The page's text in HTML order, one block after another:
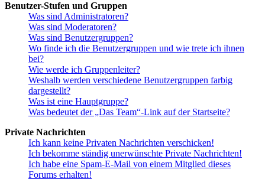
Benutzer-Stufen und Gruppen
Was sind Administratoren?
Was sind Moderatoren?
Was sind Benutzergruppen?
Wo finde ich die Benutzergruppen und wie trete ich ihnen
bei?
Wie werde ich Gruppenleiter?
Weshalb werden verschiedene Benutzergruppen farbig
dargestellt?
Was ist eine Hauptgruppe?
Was bedeutet der „Das Team“-Link auf der Startseite?
Private Nachrichten
Ich kann keine Privaten Nachrichten verschicken!
Ich bekomme ständig unerwünschte Private Nachrichten!
Ich habe eine Spam-E-Mail von einem Mitglied dieses
Forums erhalten!